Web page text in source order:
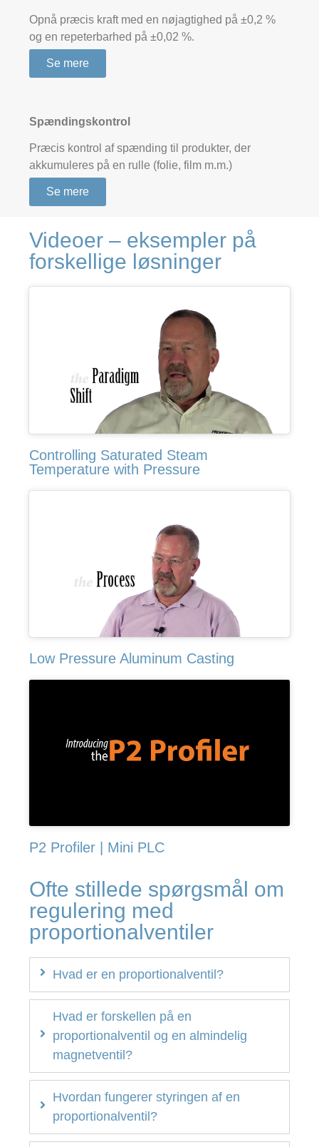
Opnå præcis kraft med en nøjagtighed på ±0,2 %
og en repeterbarhed på ±0,02 %.
Se mere
Spændingskontrol
Præcis kontrol af spænding til produkter, der
akkumuleres på en rulle (folie, film m.m.)
Se mere
Videoer – eksempler på
forskellige løsninger
Controlling Saturated Steam
Temperature with Pressure
Low Pressure Aluminum Casting
P2 Profiler | Mini PLC
Ofte stillede spørgsmål om
regulering med
proportionalventiler
Hvad er en proportionalventil?
Hvad er forskellen på en
proportionalventil og en almindelig
magnetventil?
Hvordan fungerer styringen af en
proportionalventil?